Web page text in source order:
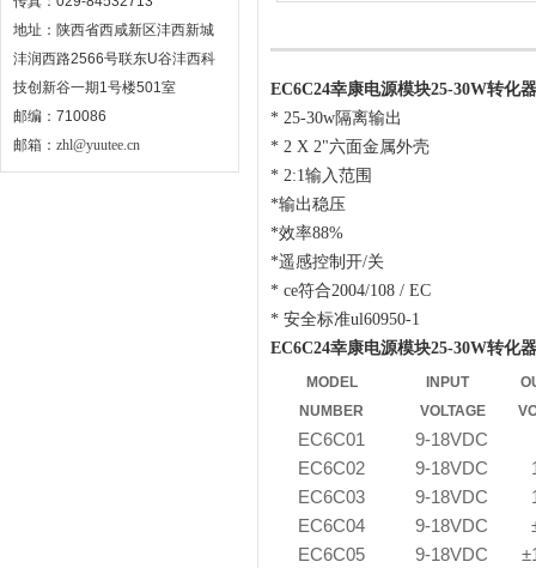
地址：陕西省西咸新区沣西新城
沣润西路2566号联东U谷沣西科
技创新谷一期1号楼501室
邮编：710086
邮箱： zhl@yuutee.cn
EC6C24幸康电源模块25-30W转化
* 25-30w隔离输出
* 2 X 2"六面金属外壳
* 2:1输入范围
*输出稳压
*效率88%
*遥感控制开/关
* ce符合2004/108 / EC
* 安全标准ul60950-1
EC6C24幸康电源模块25-30W转化
MODEL INPUT
NUMBER
VOLTAGE
EC6C01
9-18VDC
EC6C02
9-18VDC
EC6C03
9-18VDC
EC6C04
9-18VDC
EC6C05
9-18VDC